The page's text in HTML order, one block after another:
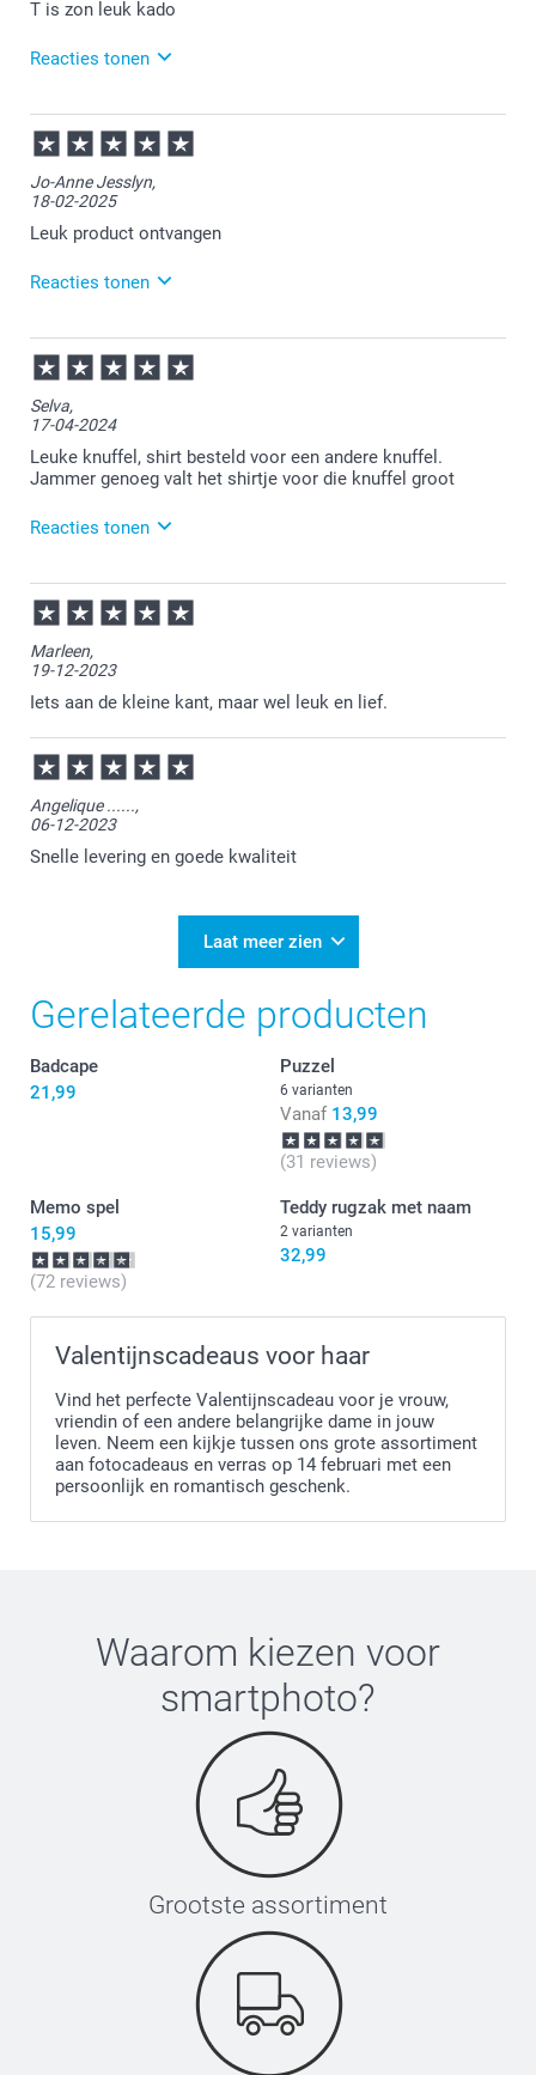
T is zon leuk kado
Reacties tonen
30-12-2025
11:14
Wat leuk om te lezen.
Graag tot ziens bij smartphoto!
Jo-Anne Jesslyn,
18-02-2025
Leuk product ontvangen
Reacties tonen
19-02-2025
13:59
Bedankt voor je review. Wat fijn om te lezen dat je
heel veel plezier van!
Selva,
17-04-2024
Leuke knuffel, shirt besteld voor een andere knuffel.
Jammer genoeg valt het shirtje voor die knuffel groot
Reacties tonen
17-04-2024
13:44
Bedankt voor je review. Wat fijn om te horen dat je
de knuffel leuk vindt. Onze knuffels hebben
inderdaad verschillende groottes, dus ook verschil in
de shirtjes. Wij wensen je in ieder geval veel plezier
van je bestelling en zien je graag nog eens terug bij
Smartphoto!
Marleen,
19-12-2023
Iets aan de kleine kant, maar wel leuk en lief.
Angelique ......,
06-12-2023
Snelle levering en goede kwaliteit
Laat meer zien
Gerelateerde producten
Badcape
21,99
Puzzel
6 varianten
Vanaf 13,99
(31 reviews)
Memo spel
15,99
(72 reviews)
Teddy rugzak met naam
2 varianten
32,99
Valentijnscadeaus voor haar
Vind het perfecte Valentijnscadeau voor je vrouw,
vriendin of een andere belangrijke dame in jouw
leven. Neem een kijkje tussen ons grote assortiment
aan fotocadeaus en verras op 14 februari met een
persoonlijk en romantisch geschenk.
Waarom kiezen voor
smartphoto?
Grootste assortiment